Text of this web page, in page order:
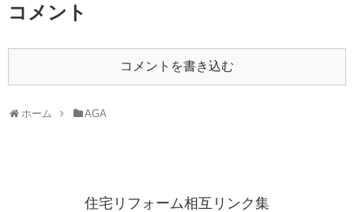
コメント
コメントを書き込む
ホーム AGA
住宅リフォーム相互リンク集